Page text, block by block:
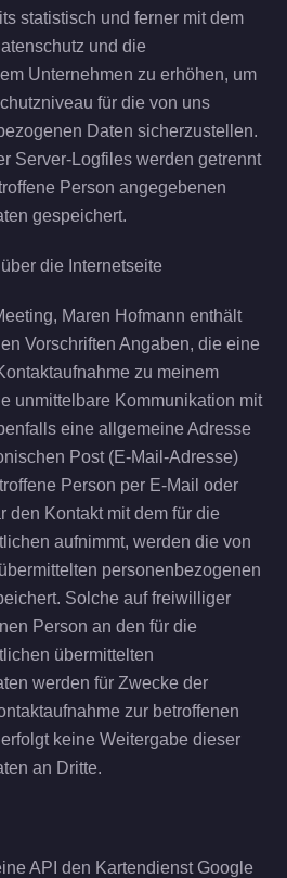
statistisch und ferner mit dem
und die
Unternehmen zu erhöhen, um
für die von uns
Daten sicherzustellen.
Server-Logfiles werden getrennt
Person angegebenen
gespeichert.
die Internetseite
Maren Hofmann enthält
Vorschriften Angaben, die eine
zu meinem
unmittelbare Kommunikation mit
eine allgemeine Adresse
Post (E-Mail-Adresse)
Person per E-Mail oder
den Kontakt mit dem für die
aufnimmt, werden die von
personenbezogenen
Solche auf freiwilliger
Person an den für die
übermittelten
werden für Zwecke der
zur betroffenen
keine Weitergabe dieser
an Dritte.
API den Kartendienst Google